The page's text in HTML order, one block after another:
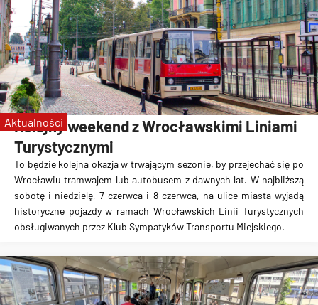
Kolejny weekend z Wrocławskimi Liniami
Turystycznymi
To będzie kolejna okazja w trwającym sezonie, by przejechać się po
Wrocławiu tramwajem lub autobusem z dawnych lat. W najbliższą
sobotę i niedzielę, 7 czerwca i 8 czerwca, na ulice miasta wyjadą
historyczne pojazdy w ramach Wrocławskich Linii Turystycznych
obsługiwanych przez Klub Sympatyków Transportu Miejskiego.
Aktualności